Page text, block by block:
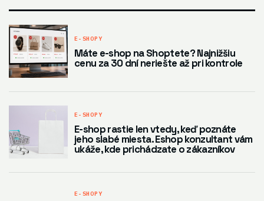
E-SHOPY
Máte e-shop na Shoptete? Najnižšiu
cenu za 30 dní neriešte až pri kontrole
E-SHOPY
E-shop rastie len vtedy, keď poznáte
jeho slabé miesta. Eshop konzultant vám
ukáže, kde prichádzate o zákazníkov
E-SHOPY